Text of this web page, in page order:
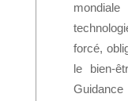
forcé,
le bien-
Guidance